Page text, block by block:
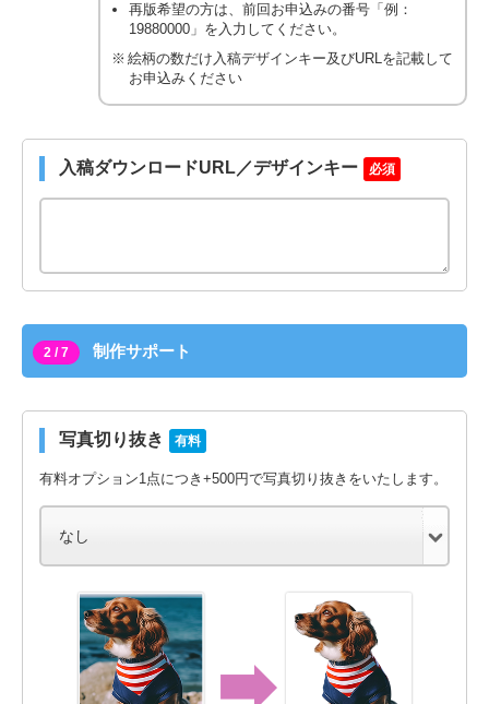
再版希望の方は、前回お申込みの番号「例：
19880000」を入力してください。
絵柄の数だけ入稿デザインキー及びURLを記載して
お申込みください
入稿ダウンロードURL／デザインキー 必須
2 / 7 制作サポート
写真切り抜き 有料
有料オプション1点につき+500円で写真切り抜きをいたします。